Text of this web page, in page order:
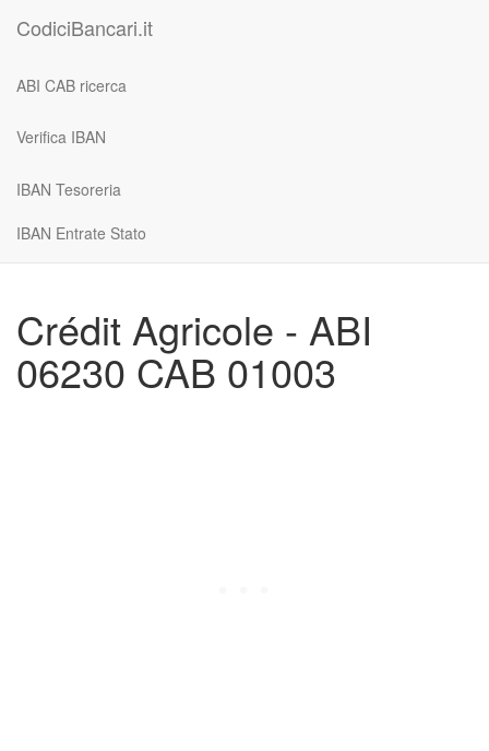
CodiciBancari.it
ABI CAB ricerca
Verifica IBAN
IBAN Tesoreria
IBAN Entrate Stato
Crédit Agricole - ABI
06230 CAB 01003